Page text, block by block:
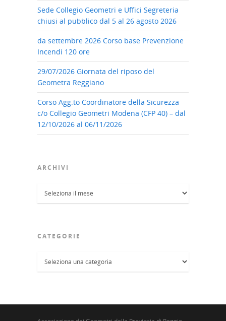
Sede Collegio Geometri e Uffici Segreteria
chiusi al pubblico dal 5 al 26 agosto 2026
da settembre 2026 Corso base Prevenzione
Incendi 120 ore
29/07/2026 Giornata del riposo del
Geometra Reggiano
Corso Agg.to Coordinatore della Sicurezza
c/o Collegio Geometri Modena (CFP 40) – dal
12/10/2026 al 06/11/2026
ARCHIVI
CATEGORIE